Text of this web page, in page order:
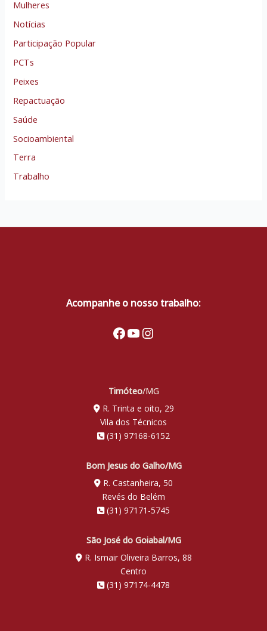
Mulheres
Notícias
Participação Popular
PCTs
Peixes
Repactuação
Saúde
Socioambiental
Terra
Trabalho
Acompanhe o nosso trabalho:
Facebook
Youtube
Instagram
Timóteo/MG
R. Trinta e oito, 29
Vila dos Técnicos
(31) 97168-6152
Bom Jesus do Galho/MG
R. Castanheira, 50
Revés do Belém
(31) 97171-5745
São José do Goiabal/MG
R. Ismair Oliveira Barros, 88
Centro
(31) 97174-4478